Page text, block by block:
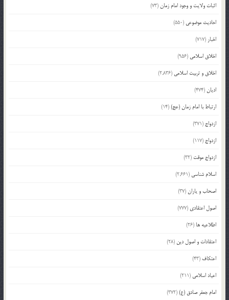
اثبات ولایت و وجود امام زمان(73)
احادیث موضوعی (550)
اخبار (717)
اخلاق اسلامی (956)
اخلاق و تربیت اسلامی (2,836)
ادیان(474)
ارتباط با امام زمان (عج)(14)
ازدواج (371)
ازدواج (117)
ازدواج موقت (32)
اسلام شناسی (2,661)
اصحاب و یاران(37)
اصول اعتقادی (777)
اطلاعیه ها (26)
اعتقادات و اصول دین (28)
اعتکاف (43)
اعیاد اسلامی (211)
امام جعفر صادق (ع)(372)